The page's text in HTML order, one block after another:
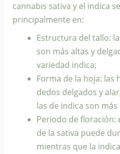
cannabis sativa y el indica
principalmente en:
Estructura del tallo:
son más altas y
variedad indica;
Forma de la hoja: las
dedos delgados y
las de indica son
Periodo de floración:
de la sativa puede
mientras que la